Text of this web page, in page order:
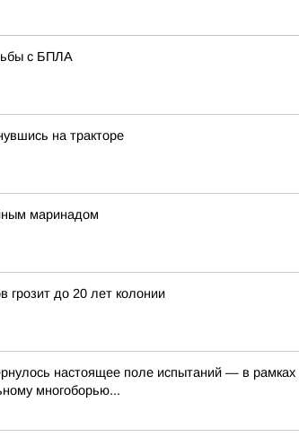
с БПЛА
на тракторе
маринадом
грозит до 20 лет колонии
настоящее поле испытаний — в
многоборью...